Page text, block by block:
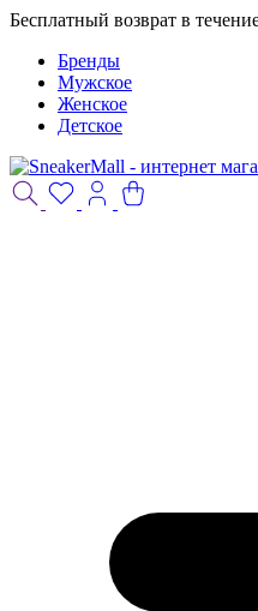
Бесплатный возврат в
Бренды
Мужское
Женское
Детское